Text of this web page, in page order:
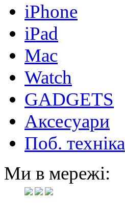
iPhone
iPad
Mac
Watch
GADGETS
Аксесуари
Поб. техніка
Ми в мережі: